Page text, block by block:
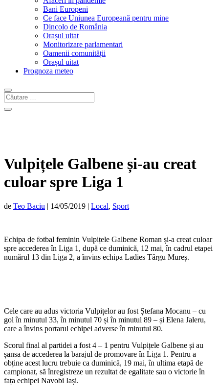
Bani Europeni
Ce face Uniunea Europeană pentru mine
Dincolo de România
Orașul uitat
Monitorizare parlamentari
Oamenii comunității
Orașul uitat
Prognoza meteo
Vulpițele Galbene și-au creat
culoar spre Liga 1
de Teo Baciu | 14/05/2019 | Local, Sport
Echipa de fotbal feminin Vulpițele Galbene Roman și-a creat culoar
spre accederea în Liga 1, după ce duminică, 12 mai, în cadrul etapei
numărul 13 din Liga 2, a învins echipa Ladies Târgu Mureș.
Cele care au adus victoria Vulpițelor au fost Ștefana Mocanu – cu
gol în minutul 33, în minutul 70 și în minutul 89 – și Elena Jaleru,
care a învins portarul echipei adverse în minutul 80.
Scorul final al partidei a fost 4 – 1 pentru Vulpițele Galbene și au
șansa de accederea la barajul de promovare în Liga 1. Pentru a
obține acest lucru trebuie ca duminică, 19 mai, în ultima etapă de
campionat, să înregistreze un rezultat de egalitate sau o victorie în
fața echipei Navobi Iași.